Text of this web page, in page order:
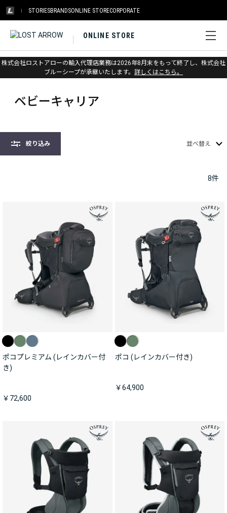
STORIESBRANDSONLINE STORECORPORATE
ONLINE STORE
株式会社ロストアローの輸入代理店業務は2026年8月末をもって終了し、株式会社
ブルーシープが承継いたします。 詳しくはこちら。
ホーム > オスプレー > キッズ&ベビー > ベビーキャリア
ベビーキャリア
絞り込み 並べ替え
8件
ポコプレミアム (レインカバー付
き)
￥72,600
ポコ (レインカバー付き)
￥64,900